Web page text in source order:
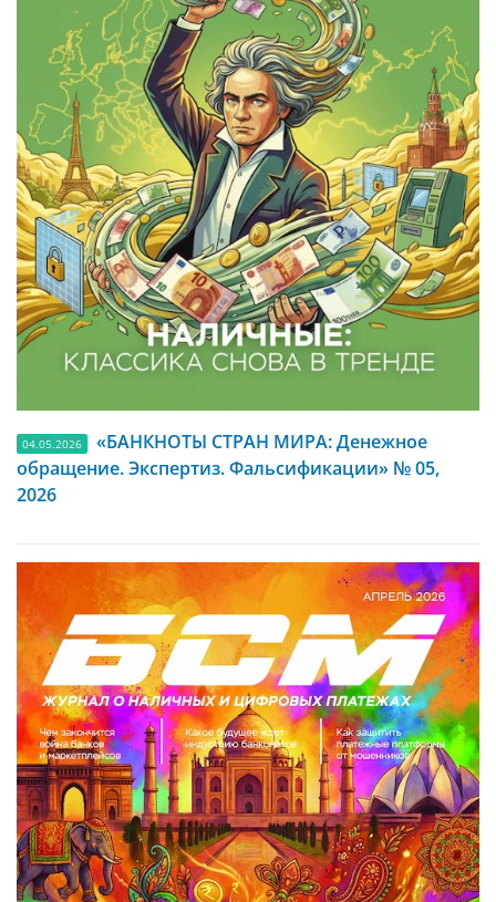
04.05.2026
«БАНКНОТЫ СТРАН МИРА: Денежное
обращение. Экспертиз. Фальсификации» № 05,
2026